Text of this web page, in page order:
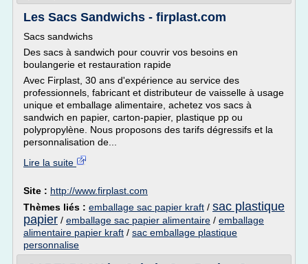
Les Sacs Sandwichs - firplast.com
Sacs sandwichs
Des sacs à sandwich pour couvrir vos besoins en
boulangerie et restauration rapide
Avec Firplast, 30 ans d'expérience au service des
professionnels, fabricant et distributeur de vaisselle à usage
unique et emballage alimentaire, achetez vos sacs à
sandwich en papier, carton-papier, plastique pp ou
polypropylène. Nous proposons des tarifs dégressifs et la
personnalisation de...
Lire la suite
Site : http://www.firplast.com
Thèmes liés : emballage sac papier kraft / sac plastique
papier / emballage sac papier alimentaire / emballage
alimentaire papier kraft / sac emballage plastique
personnalise